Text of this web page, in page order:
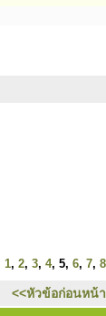
1, 2, 3, 4, 5, 6, 7, 8
<<หัวข้อก่อนหน้า